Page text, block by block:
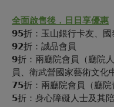
全面啟售後．日日享優惠
𝟵𝟱折：玉山銀行卡友、國
𝟵𝟮折：誠品會員
𝟵折：兩廳院會員（廳院
員、衛武營國家藝術文化
𝟳𝟱折：兩廳院會員（廳院
𝟱折：身心障礙人士及其